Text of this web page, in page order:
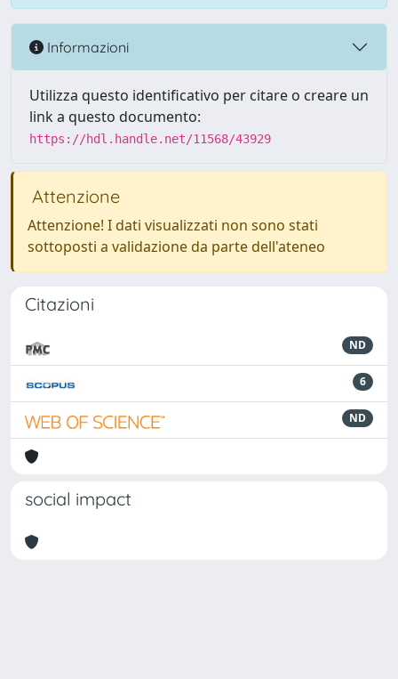
Informazioni
Utilizza questo identificativo per citare o creare un
link a questo documento:
https://hdl.handle.net/11568/43929
Attenzione
Attenzione! I dati visualizzati non sono stati
sottoposti a validazione da parte dell'ateneo
Citazioni
ND
6
ND
social impact